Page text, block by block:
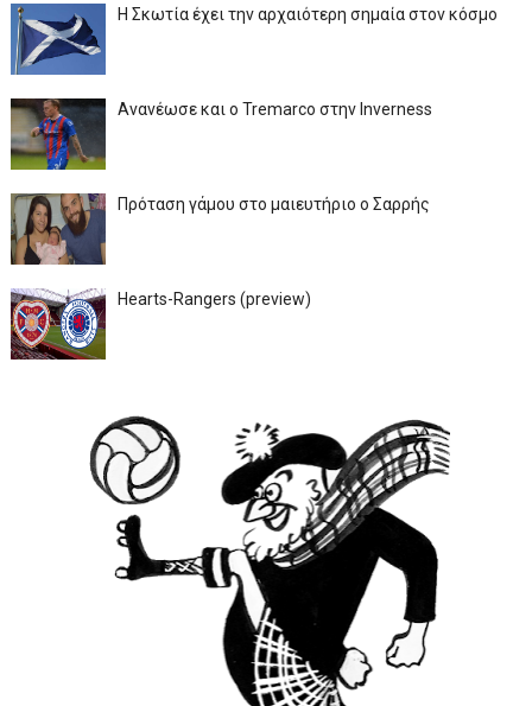
Η Σκωτία έχει την αρχαιότερη σημαία στον κόσμο
Ανανέωσε και ο Tremarco στην Inverness
Πρόταση γάμου στο μαιευτήριο ο Σαρρής
Hearts-Rangers (preview)